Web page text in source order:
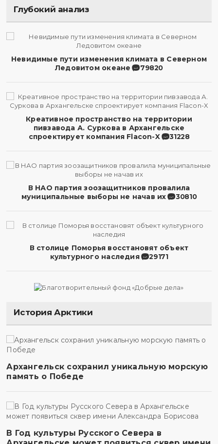
Глубокий анализ
Невидимые пути изменения климата в Северном
Ледовитом океане
79820
Креативное пространство на территории
пивзавода А. Суркова в Архангельске
спроектирует компания Flacon-X
31228
В НАО партия зоозащитников провалила
муниципальные выборы не начав их
30810
В столице Поморья восстановят объект
культурного наследия
29171
История Арктики
Архангельск сохранил уникальную морскую
память о Победе
В Год культуры Русского Севера в